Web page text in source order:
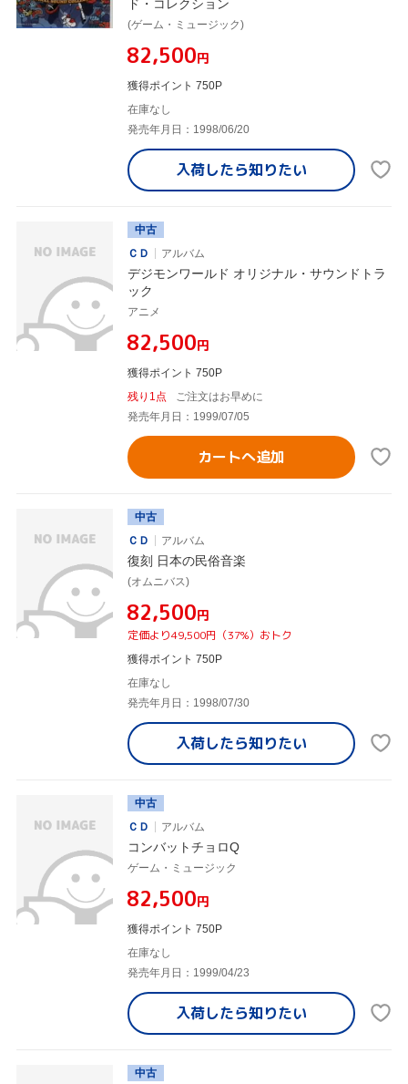
ド・コレクション
(ゲーム・ミュージック)
¥82,500円
獲得ポイント 750P
在庫なし
発売年月日：1998/06/20
入荷したら知りたい
中古
ＣＤ
アルバム
デジモンワールド オリジナル・サウンドトラ
ック
アニメ
¥82,500円
獲得ポイント 750P
残り1点
ご注文はお早めに
発売年月日：1999/07/05
カートへ追加
中古
ＣＤ
アルバム
復刻 日本の民俗音楽
(オムニバス)
¥82,500円
定価より49,500円（37%）おトク
獲得ポイント 750P
在庫なし
発売年月日：1998/07/30
入荷したら知りたい
中古
ＣＤ
アルバム
コンバットチョロQ
ゲーム・ミュージック
¥82,500円
獲得ポイント 750P
在庫なし
発売年月日：1999/04/23
入荷したら知りたい
中古